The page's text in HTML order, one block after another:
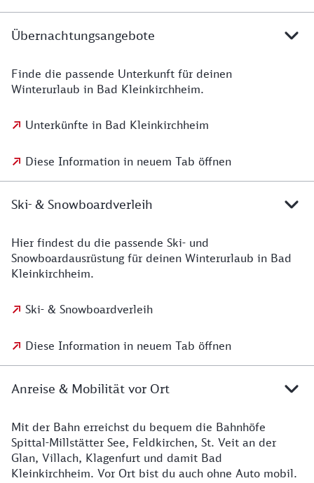
Übernachtungsangebote
Finde die passende Unterkunft für deinen
Winterurlaub in Bad Kleinkirchheim.
Unterkünfte in Bad Kleinkirchheim
Diese Information in neuem Tab öffnen
Ski- & Snowboardverleih
Hier findest du die passende Ski- und
Snowboardausrüstung für deinen Winterurlaub in Bad
Kleinkirchheim.
Ski- & Snowboardverleih
Diese Information in neuem Tab öffnen
Anreise & Mobilität vor Ort
Mit der Bahn erreichst du bequem die Bahnhöfe
Spittal-Millstätter See, Feldkirchen, St. Veit an der
Glan, Villach, Klagenfurt und damit Bad
Kleinkirchheim. Vor Ort bist du auch ohne Auto mobil.